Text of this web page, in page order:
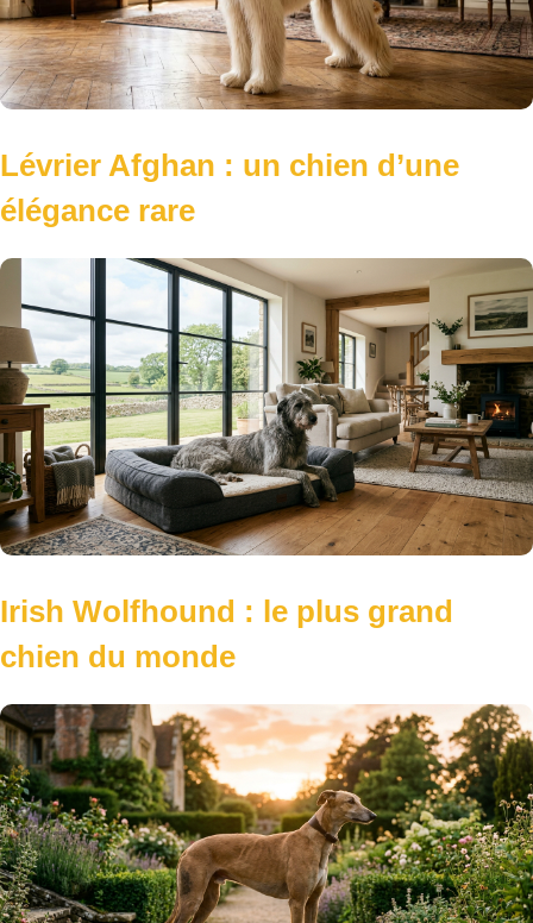
Lévrier Afghan : un chien d’une
Irish Wolfhound : le plus grand